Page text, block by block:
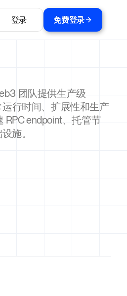
登录 免费登录
团队提供生产级
行时间、扩展性和生产
endpoint、托管节
施。